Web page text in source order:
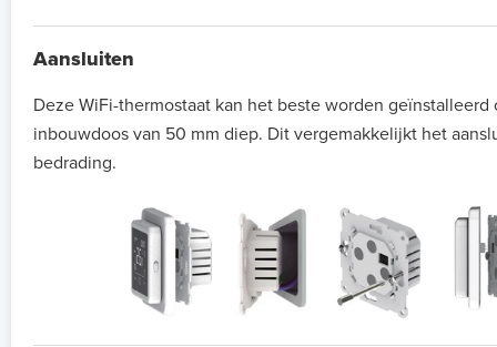
Aansluiten
Deze WiFi-thermostaat kan het beste worden geïnstalleerd
inbouwdoos van 50 mm diep. Dit vergemakkelijkt het
bedrading.